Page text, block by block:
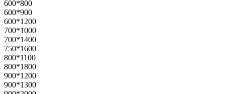
600*800
600*900
600*1200
700*1000
700*1400
750*1600
800*1100
800*1800
900*1200
900*1300